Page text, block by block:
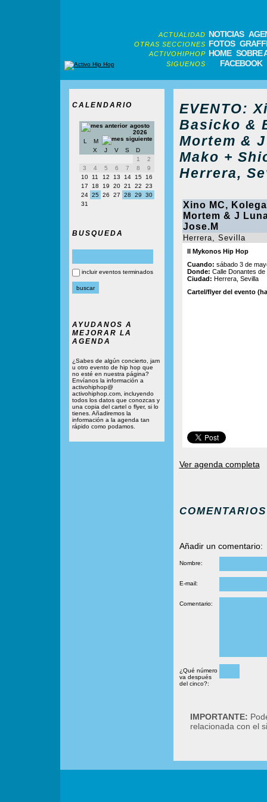
ACTUALIDAD NOTICIAS
OTRAS SECCIONES FOTOS
ACTIVOHIPHOP HOME SOBRE
SIGUENOS FACEBOOK
CALENDARIO
agosto
2026
L
M
X
J V S
D
1
2
3
4 5 6 7 8
9
10
11 12 13 14 15
16
17
18 19 20 21 22
23
24 25 26 27 28 29
30
31
BUSQUEDA
incluir eventos terminados
AYUDANOS A
MEJORAR LA
AGENDA
¿Sabes de algún concierto, jam
u otro evento de hip hop que
no esté en nuestra página?
Envíanos la información a
activohiphop@
activohiphop.com, incluyendo
todos los datos que conozcas y
una copia del cartel o flyer, si lo
tienes. Añadiremos la
información a la agenda tan
rápido como podamos.
EVENTO:
Basicko &
Mortem &
Mako +
Herrera,
Xino MC,
Mortem & J
Jose.M
Herrera, Sevilla
II Mykonos Hip Hop
Cuando: sábado 3 de
Donde: Calle Donantes de
Ciudad: Herrera, Sevilla
Cartel/flyer del evento
Ver agenda completa
COMENTARIOS
Añadir un comentario:
Nombre:
E-mail:
Comentario:
¿Qué número
va después
del cinco?:
IMPORTANTE:
relacionada con el